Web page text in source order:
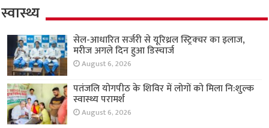
स्वास्थ्य
सेल-आधारित सर्जरी से यूरिथ्रल स्ट्रिक्चर का इलाज,
मरीज अगले दिन हुआ डिस्चार्ज
August 6, 2026
पतंजलि योगपीठ के शिविर में लोगों को मिला नि:शुल्क
स्वास्थ्य परामर्श
August 6, 2026